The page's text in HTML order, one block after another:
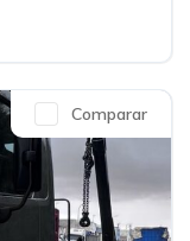
Comparar